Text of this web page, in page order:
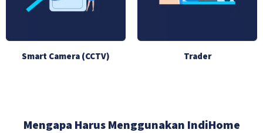
Smart Camera (CCTV) Trader
Mengapa Harus Menggunakan IndiHome